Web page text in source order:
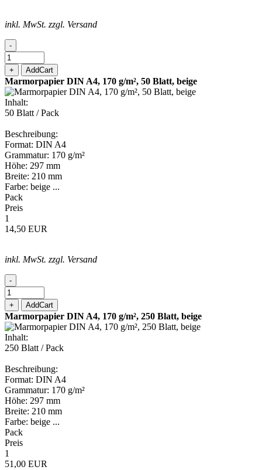
inkl. MwSt. zzgl. Versand
-
+ AddCart
Marmorpapier DIN A4, 170 g/m², 50 Blatt, beige
Inhalt:
50 Blatt / Pack
Beschreibung:
Format: DIN A4
Grammatur: 170 g/m²
Höhe: 297 mm
Breite: 210 mm
Farbe: beige ...
Pack
Preis
1
14,50 EUR
inkl. MwSt. zzgl. Versand
-
+ AddCart
Marmorpapier DIN A4, 170 g/m², 250 Blatt, beige
Inhalt:
250 Blatt / Pack
Beschreibung:
Format: DIN A4
Grammatur: 170 g/m²
Höhe: 297 mm
Breite: 210 mm
Farbe: beige ...
Pack
Preis
1
51,00 EUR